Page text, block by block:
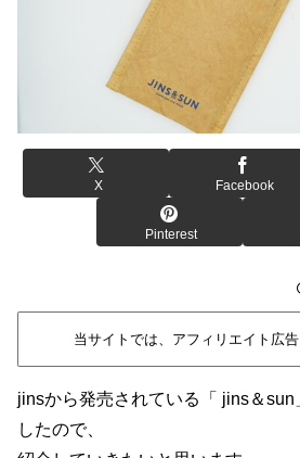
X Facebook
Pinterest
当サイトでは、アフィリエイト広
jinsから発売されている「 jins＆sun
したので、